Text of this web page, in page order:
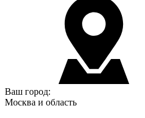
Ваш город:
Москва и область